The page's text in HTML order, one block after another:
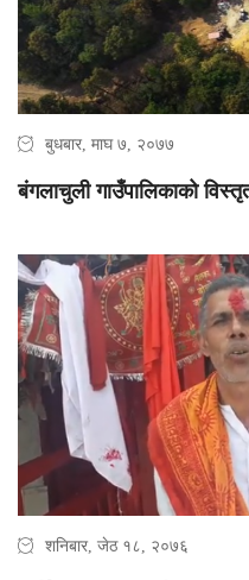
बुधबार, माघ ७, २०७७
बंगलाचुली गाउँपालिकाको
शनिबार, जेठ १८, २०७६